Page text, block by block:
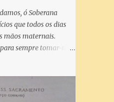
ó Soberana
que todos os dias
mãos maternais.
sempre tomar-nos
, Mãe de
esperança nossa,